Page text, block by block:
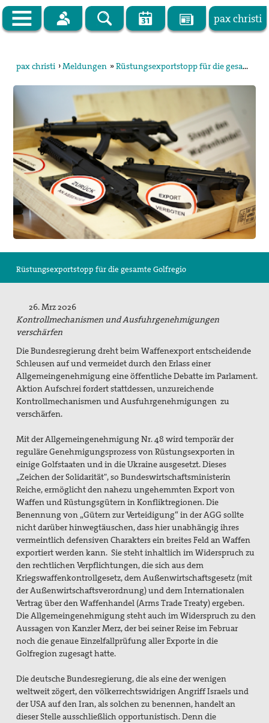
pax christi
Themen
Kampagnen
Publikationen
Facebook
Kontakt
Impressum
Suche
pax christi ›Meldungen »Rüstungsexportstopp für die gesamte Golfregion!
Rüstungsexportstopp für die gesamte Golfregio
26. Mrz 2026
Kontrollmechanismen und Ausfuhrgenehmigungen
verschärfen
Die Bundesregierung dreht beim Waffenexport entscheidende
Schleusen auf und vermeidet durch den Erlass einer
Allgemeingenehmigung eine öffentliche Debatte im Parlament.
Aktion Aufschrei fordert stattdessen, unzureichende
Kontrollmechanismen und Ausfuhrgenehmigungen zu
verschärfen.
Mit der Allgemeingenehmigung Nr. 48 wird temporär der
reguläre Genehmigungsprozess von Rüstungsexporten in
einige Golfstaaten und in die Ukraine ausgesetzt. Dieses
„Zeichen der Solidarität", so Bundeswirtschaftsministerin
Reiche, ermöglicht den nahezu ungehemmten Export von
Waffen und Rüstungsgütern in Konfliktregionen. Die
Benennung von „Gütern zur Verteidigung“ in der AGG sollte
nicht darüber hinwegtäuschen, dass hier unabhängig ihres
vermeintlich defensiven Charakters ein breites Feld an Waffen
exportiert werden kann. Sie steht inhaltlich im Widerspruch zu
den rechtlichen Verpflichtungen, die sich aus dem
Kriegswaffenkontrollgesetz, dem Außenwirtschaftsgesetz (mit
der Außenwirtschaftsverordnung) und dem Internationalen
Vertrag über den Waffenhandel (Arms Trade Treaty) ergeben.
Die Allgemeingenehmigung steht auch im Widerspruch zu den
Aussagen von Kanzler Merz, der bei seiner Reise im Februar
noch die genaue Einzelfallprüfung aller Exporte in die
Golfregion zugesagt hatte.
Die deutsche Bundesregierung, die als eine der wenigen
weltweit zögert, den völkerrechtswidrigen Angriff Israels und
der USA auf den Iran, als solchen zu benennen, handelt an
dieser Stelle ausschließlich opportunistisch. Denn die